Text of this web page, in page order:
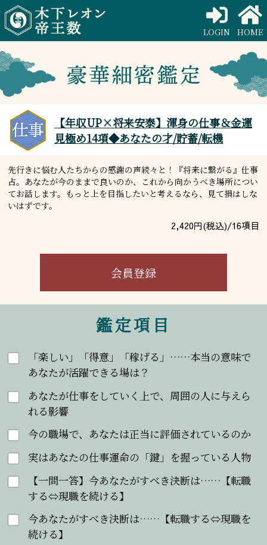
LOGIN HOME
【年収UP×将来安泰】渾身の仕事＆金運
見極め14項◆あなたの才/貯蓄/転機
先行きに悩む人たちからの感謝の声続々と！『将来に繋がる』仕事
占。あなたが今のままで良いのか、これから向かうべき場所につい
てお話します。もっと上を目指したいと考えるなら、見て損はしな
いはずです。
2,420円(税込)/16項目
会員登録
鑑定項目
「楽しい」「得意」「稼げる」……本当の意味で
あなたが活躍できる場は？
あなたが仕事をしていく上で、周囲の人に与えら
れる影響
今の職場で、あなたは正当に評価されているのか
実はあなたの仕事運命の「鍵」を握っている人物
【一問一答】今あなたがすべき決断は……【転職
する⇔現職を続ける】
今あなたがすべき決断は……【転職する⇔現職を
続ける】